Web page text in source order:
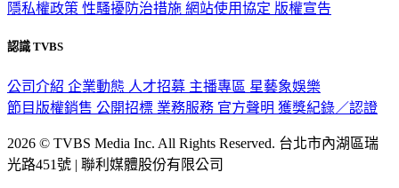
隱私權政策 性騷擾防治措施 網站使用協定 版權宣告
認識 TVBS
公司介紹 企業動態 人才招募 主播專區 星藝象娛樂
節目版權銷售 公開招標 業務服務 官方聲明 獲獎紀錄／認證
2026 © TVBS Media Inc. All Rights Reserved. 台北市內湖區瑞
光路451號 | 聯利媒體股份有限公司